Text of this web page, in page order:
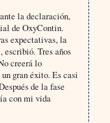
la declaración,
de OxyContin.
expectativas, la
escribió. Tres años
creerá lo
gran éxito. Es casi
de la fase
con mi vida